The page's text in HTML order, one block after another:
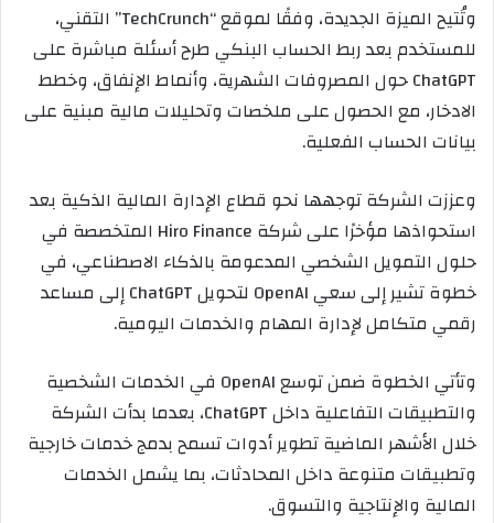
وتُتيح الميزة الجديدة، وفقًا لموقع “TechCrunch” التقني،
للمستخدم بعد ربط الحساب البنكي طرح أسئلة مباشرة على
ChatGPT حول المصروفات الشهرية، وأنماط الإنفاق، وخطط
الادخار، مع الحصول على ملخصات وتحليلات مالية مبنية على
بيانات الحساب الفعلية.
وعززت الشركة توجهها نحو قطاع الإدارة المالية الذكية بعد
استحواذها مؤخرًا على شركة Hiro Finance المتخصصة في
حلول التمويل الشخصي المدعومة بالذكاء الاصطناعي، في
خطوة تشير إلى سعي OpenAI لتحويل ChatGPT إلى مساعد
رقمي متكامل لإدارة المهام والخدمات اليومية.
وتأتي الخطوة ضمن توسع OpenAI في الخدمات الشخصية
والتطبيقات التفاعلية داخل ChatGPT، بعدما بدأت الشركة
خلال الأشهر الماضية تطوير أدوات تسمح بدمج خدمات خارجية
وتطبيقات متنوعة داخل المحادثات، بما يشمل الخدمات
المالية والإنتاجية والتسوق.